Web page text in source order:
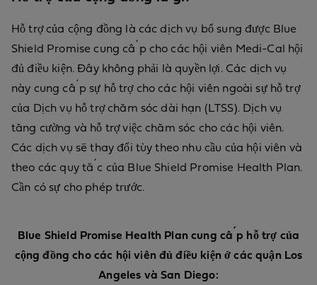
Hỗ trợ của cộng đồng là các dịch vụ bổ sung được Blue
Shield Promise cung cấp cho các hội viên Medi-Cal hội
đủ điều kiện. Đây không phải là quyền lợi. Các dịch vụ
này cung cấp sự hỗ trợ cho các hội viên ngoài sự hỗ trợ
của Dịch vụ hỗ trợ chăm sóc dài hạn (LTSS). Dịch vụ
tăng cường và hỗ trợ việc chăm sóc cho các hội viên.
Các dịch vụ sẽ thay đổi tùy theo nhu cầu của hội viên và
theo các quy tắc của Blue Shield Promise Health Plan.
Cần có sự cho phép trước.
Blue Shield Promise Health Plan cung cấp hỗ trợ của
cộng đồng cho các hội viên đủ điều kiện ở các quận Los
Angeles và San Diego: